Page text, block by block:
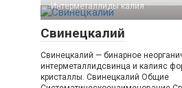
Интерметаллиды калия‎
Свинецкалий
Свинецкалий — бинарное
интерметаллидсвинца и калияс
кристаллы. Свинецкалий Общие